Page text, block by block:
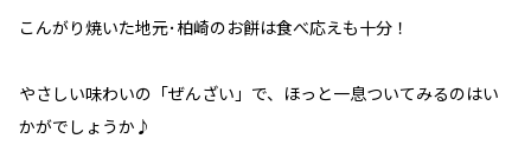
こんがり焼いた地元･柏崎のお餅は食べ応えも十分！
やさしい味わいの「ぜんざい」で、ほっと一息ついてみるのはい
かがでしょうか♪